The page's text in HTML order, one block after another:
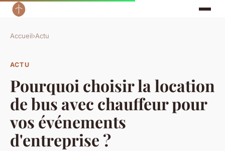
Accueil›Actu
ACTU
Pourquoi choisir la location
de bus avec chauffeur pour
vos événements
d'entreprise ?